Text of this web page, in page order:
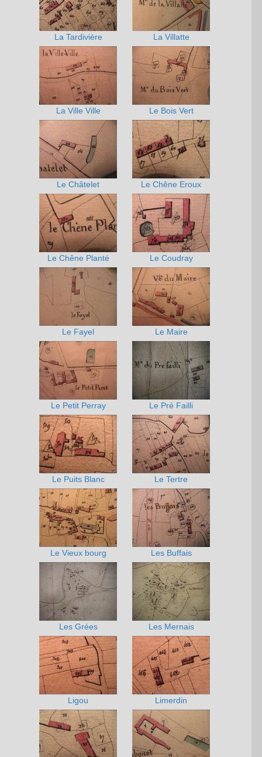
La Tardivière La Villatte
La Ville Ville Le Bois Vert
Le Châtelet Le Chêne Eroux
Le Chêne Planté Le Coudray
Le Fayel Le Maire
Le Petit Perray Le Pré Failli
Le Puits Blanc Le Tertre
Le Vieux bourg Les Buffais
Les Grées Les Mernais
Ligou Limerdin